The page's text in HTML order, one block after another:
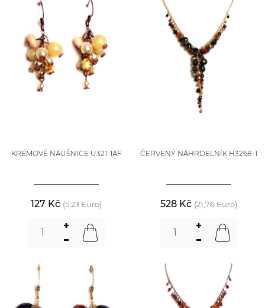
KRÉMOVÉ NÁUŠNICE U321-1AF
127 Kč (5,23 Euro)
ČERVENÝ NÁHRDELNÍK H3268-1
528 Kč (21,76 Euro)